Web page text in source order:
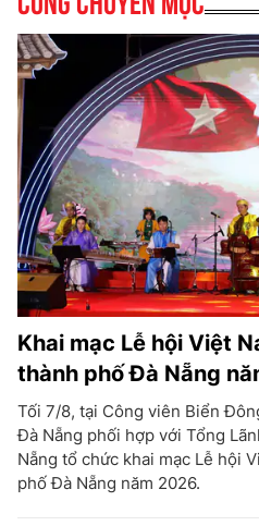
Khai mạc Lễ hội Việt
thành phố Đà Nẵng
Tối 7/8, tại Công viên Biển
Đà Nẵng phối hợp với Tổng
Nẵng tổ chức khai mạc Lễ hội
phố Đà Nẵng năm 2026.